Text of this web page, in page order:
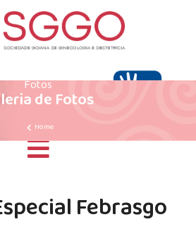
Fotos
de Fotos
Home
Febrasgo